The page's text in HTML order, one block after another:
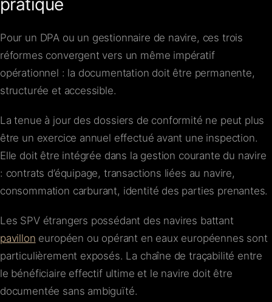
Pour un DPA ou un gestionnaire de navire, ces trois
réformes convergent vers un même impératif
opérationnel : la documentation doit être permanente,
structurée et accessible.
La tenue à jour des dossiers de conformité ne peut plus
être un exercice annuel effectué avant une inspection.
Elle doit être intégrée dans la gestion courante du navire
: contrats d’équipage, transactions liées au navire,
consommation carburant, identité des parties prenantes.
Les SPV étrangers possédant des navires battant
pavillon européen ou opérant en eaux européennes sont
particulièrement exposés. La chaîne de traçabilité entre
le bénéficiaire effectif ultime et le navire doit être
documentée sans ambiguïté.